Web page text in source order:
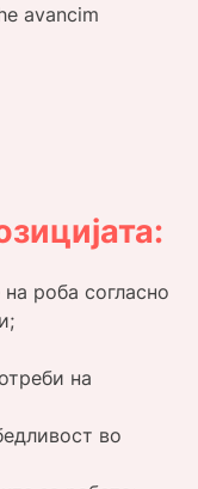
avancim
роба согласно
на
во